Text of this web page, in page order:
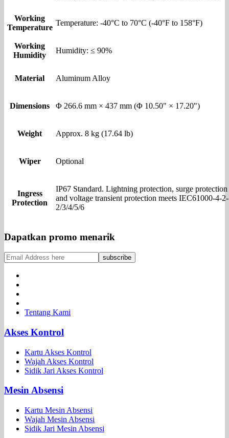
Working
Temperature
Temperature: -40°C to 70°C (-40°F to 158°F)
Working
Humidity
Humidity: ≤ 90%
Material Aluminum Alloy
Dimensions Φ 266.6 mm × 437 mm (Φ 10.50" × 17.20")
Weight Approx. 8 kg (17.64 lb)
Wiper Optional
Ingress
Protection
IP67 Standard. Lightning protection, surge protection
and voltage transient protection meets IEC61000-4-2-
2/3/4/5/6
Dapatkan promo menarik
Tentang Kami
Akses Kontrol
Kartu Akses Kontrol
Wajah Akses Kontrol
Sidik Jari Akses Kontrol
Mesin Absensi
Kartu Mesin Absensi
Wajah Mesin Absensi
Sidik Jari Mesin Absensi